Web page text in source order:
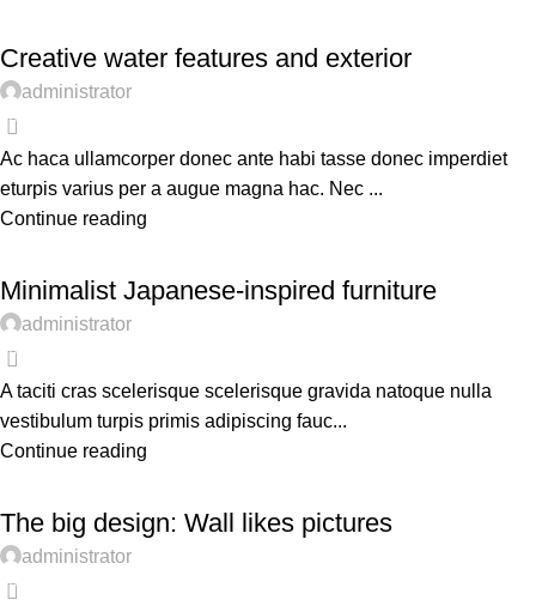
Creative water features and exterior
administrator
0
Ac haca ullamcorper donec ante habi tasse donec imperdiet
eturpis varius per a augue magna hac. Nec ...
Continue reading
Minimalist Japanese-inspired furniture
administrator
0
A taciti cras scelerisque scelerisque gravida natoque nulla
vestibulum turpis primis adipiscing fauc...
Continue reading
The big design: Wall likes pictures
administrator
0